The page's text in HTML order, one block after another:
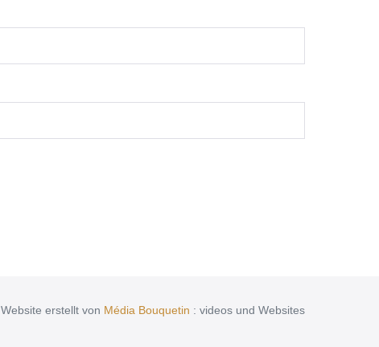
Website erstellt von Média Bouquetin : videos und Websites